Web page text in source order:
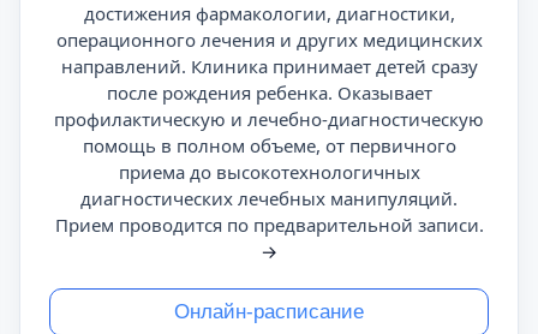
достижения фармакологии, диагностики,
операционного лечения и других медицинских
направлений. Клиника принимает детей сразу
после рождения ребенка. Оказывает
профилактическую и лечебно-диагностическую
помощь в полном объеме, от первичного
приема до высокотехнологичных
диагностических лечебных манипуляций.
Прием проводится по предварительной записи.
→
Онлайн-расписание